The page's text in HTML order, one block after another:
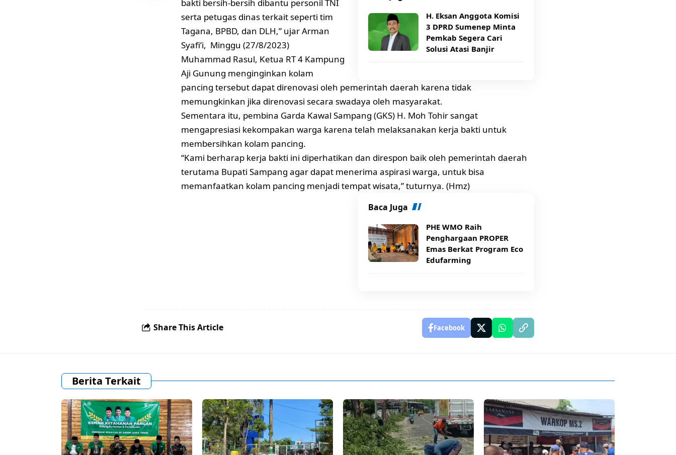
H. Eksan Anggota Komisi
3 DPRD Sumenep Minta
Pemkab Segera Cari
Solusi Atasi Banjir
bakti bersih-bersih dibantu personil TNI
serta petugas dinas terkait seperti tim
Tagana, BPBD, dan DLH,” ujar Arman
Syafi’i, Minggu (27/8/2023)
Muhammad Rasul, Ketua RT 4 Kampung
Aji Gunung menginginkan kolam
pancing tersebut dapat direnovasi oleh pemerintah daerah karena tidak
memungkinkan jika direnovasi secara swadaya oleh masyarakat.
Sementara itu, pembina Garda Kawal Sampang (GKS) H. Moh Tohir sangat
mengapresiasi kekompakan warga karena telah melaksanakan kerja bakti untuk
membersihkan kolam pancing.
“Kami berharap kerja bakti ini diperhatikan dan direspon baik oleh pemerintah daerah
terutama Bupati Sampang agar dapat menerima aspirasi warga, untuk bisa
memanfaatkan kolam pancing menjadi tempat wisata,” tuturnya. (Hmz)
Baca Juga
PHE WMO Raih
Penghargaan PROPER
Emas Berkat Program Eco
Edufarming
Share This Article Facebook
Berita Terkait